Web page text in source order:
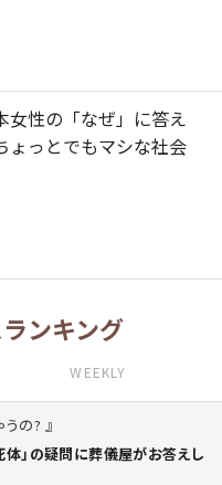
女性の「なぜ」に答え
っとでもマシな社会
ンキング
WEEKLY
うの?
体」の疑問に葬儀屋がお答えし